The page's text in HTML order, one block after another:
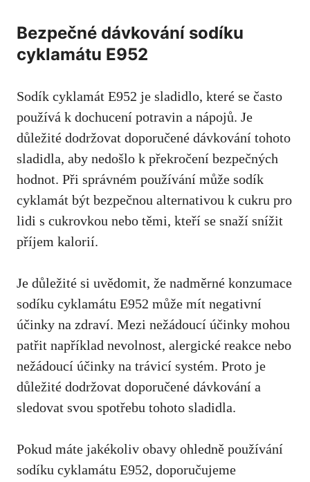
Bezpečné dávkování sodíku
cyklamátu E952
Sodík cyklamát E952 je sladidlo, které se často
používá k dochucení potravin a nápojů. Je
důležité dodržovat doporučené dávkování tohoto
sladidla, aby nedošlo k překročení bezpečných
hodnot. Při správném používání může sodík
cyklamát být bezpečnou alternativou k cukru pro
lidi s cukrovkou nebo těmi, kteří se snaží snížit
příjem kalorií.
Je důležité si uvědomit, že nadměrné konzumace
sodíku cyklamátu E952 může mít negativní
účinky na zdraví. Mezi nežádoucí účinky mohou
patřit například nevolnost, alergické reakce nebo
nežádoucí účinky na trávicí systém. Proto je
důležité dodržovat doporučené dávkování a
sledovat svou spotřebu tohoto sladidla.
Pokud máte jakékoliv obavy ohledně používání
sodíku cyklamátu E952, doporučujeme